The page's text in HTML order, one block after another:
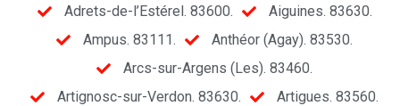
Adrets-de-l’Estérel. 83600.
Aiguines. 83630.
Ampus. 83111.
Anthéor (Agay). 83530.
Arcs-sur-Argens (Les). 83460.
Artignosc-sur-Verdon. 83630.
Artigues. 83560.